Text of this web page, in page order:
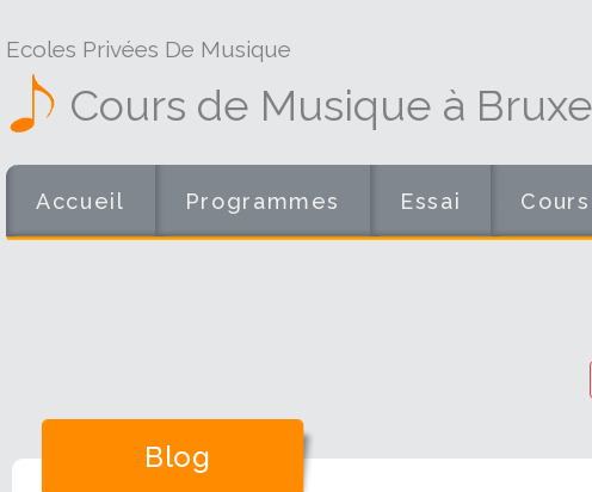
Ecoles Privées De Musique
Cours de Musique à
Accueil Programmes Essai Cours
Blog